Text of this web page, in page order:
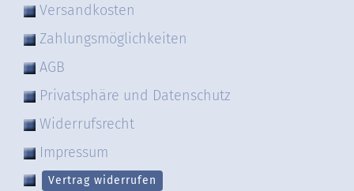
Versandkosten
Zahlungsmöglichkeiten
AGB
Privatsphäre und Datenschutz
Widerrufsrecht
Impressum
Vertrag widerrufen